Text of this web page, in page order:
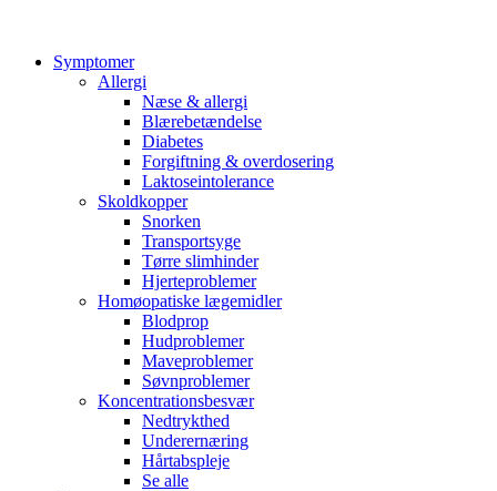
Symptomer
Allergi
Næse & allergi
Blærebetændelse
Diabetes
Forgiftning & overdosering
Laktoseintolerance
Skoldkopper
Snorken
Transportsyge
Tørre slimhinder
Hjerteproblemer
Homøopatiske lægemidler
Blodprop
Hudproblemer
Maveproblemer
Søvnproblemer
Koncentrationsbesvær
Nedtrykthed
Underernæring
Hårtabspleje
Se alle